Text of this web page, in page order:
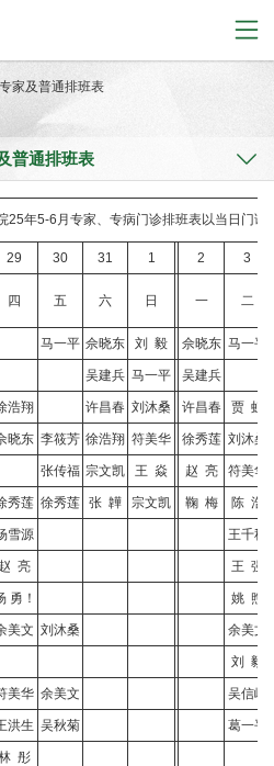
专家及普通排班表
普通排班表
25年5-6月专家、专病门诊排班表以当日门诊
29 30 31 1 2 3
四 五 六 日 一 二
马一平 佘晓东 刘 毅 佘晓东 马一平
吴建兵 马一平 吴建兵
浩翔 许昌春 刘沐桑 许昌春 贾 虹
晓东 李筱芳 徐浩翔 符美华 徐秀莲 刘沐桑
张传福 宗文凯 王 焱 赵 亮 符美华
秀莲 徐秀莲 张 韡 宗文凯 鞠 梅 陈 浩
雪源 王千秋
赵 亮 王 强
勇！ 姚 煦
美文 刘沐桑 余美文
刘 毅
美华 余美文 吴信峰
洪生 吴秋菊 葛一平
彤